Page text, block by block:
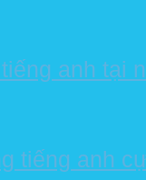
anh tại
tiếng anh